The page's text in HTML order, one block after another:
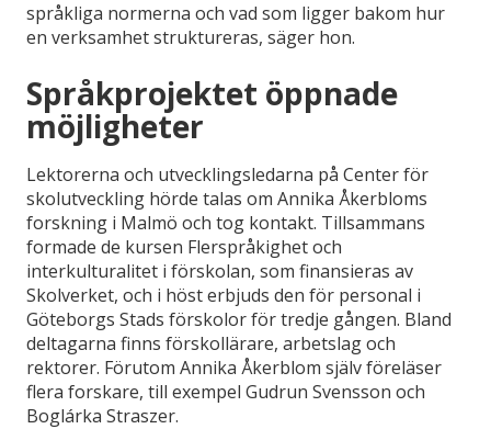
språkliga normerna och vad som ligger bakom hur
en verksamhet struktureras, säger hon.
Språkprojektet öppnade
möjligheter
Lektorerna och utvecklingsledarna på Center för
skolutveckling hörde talas om Annika Åkerbloms
forskning i Malmö och tog kontakt. Tillsammans
formade de kursen Flerspråkighet och
interkulturalitet i förskolan, som finansieras av
Skolverket, och i höst erbjuds den för personal i
Göteborgs Stads förskolor för tredje gången. Bland
deltagarna finns förskollärare, arbetslag och
rektorer. Förutom Annika Åkerblom själv föreläser
flera forskare, till exempel Gudrun Svensson och
Boglárka Straszer.